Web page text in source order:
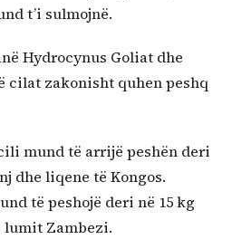
t’i sulmojnë.
Hydrocynus Goliat dhe
cilat zakonisht quhen peshq
mund të arrijë peshën deri
dhe liqene të Kongos.
të peshojë deri në 15 kg
lumit Zambezi.